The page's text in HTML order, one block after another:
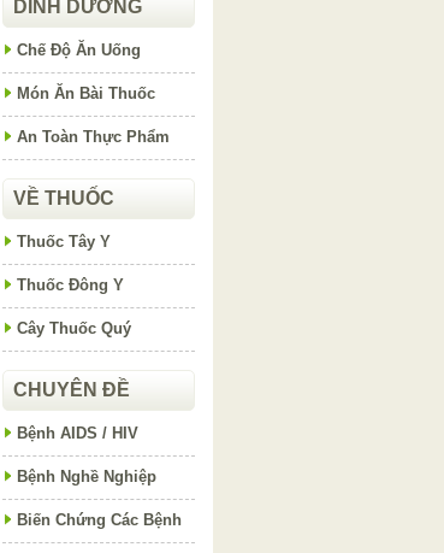
DINH DƯỠNG
Chế Độ Ăn Uống
Món Ăn Bài Thuốc
An Toàn Thực Phẩm
VỀ THUỐC
Thuốc Tây Y
Thuốc Đông Y
Cây Thuốc Quý
CHUYÊN ĐỀ
Bệnh AIDS / HIV
Bệnh Nghề Nghiệp
Biến Chứng Các Bệnh